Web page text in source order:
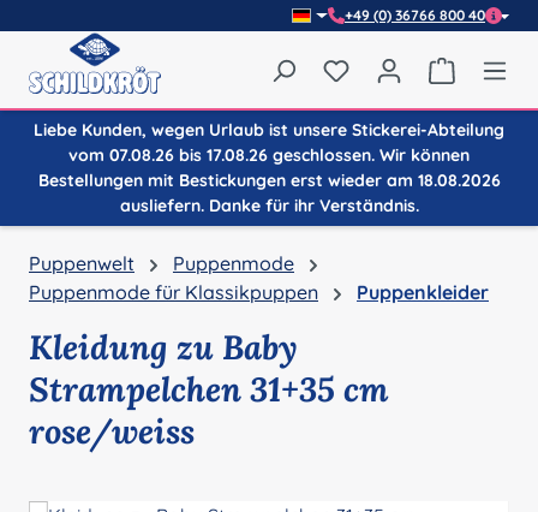
+49 (0) 36766 800 40
Du hast 0 Produkte
Liebe Kunden, wegen Urlaub ist unsere Stickerei-Abteilung
vom 07.08.26 bis 17.08.26 geschlossen. Wir können
Bestellungen mit Bestickungen erst wieder am 18.08.2026
ausliefern. Danke für ihr Verständnis.
Puppenwelt
Puppenmode
Puppenmode für Klassikpuppen
Puppenkleider
Kleidung zu Baby
Strampelchen 31+35 cm
rose/weiss